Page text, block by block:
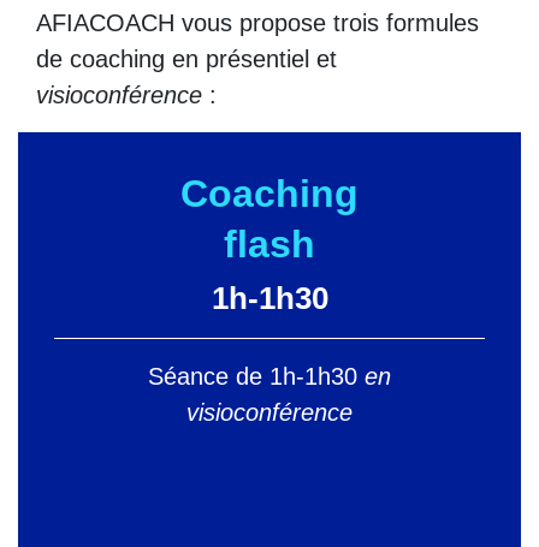
AFIACOACH vous propose trois formules
de coaching en présentiel et
visioconférence :
Coaching
flash
1h-1h30
Séance de 1h-1h30 en
visioconférence